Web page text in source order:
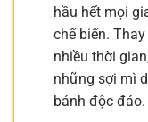
hầu hết mọi
chế biến.
nhiều thời
những sợi mì
bánh độc đáo.